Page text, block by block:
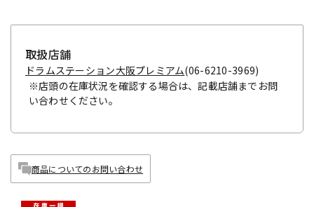
取扱店舗
ドラムステーション大阪プレミアム(06-6210-3969)
※店頭の在庫状況を確認する場合は、記載店舗までお問
い合わせください。
商品についてのお問い合わせ